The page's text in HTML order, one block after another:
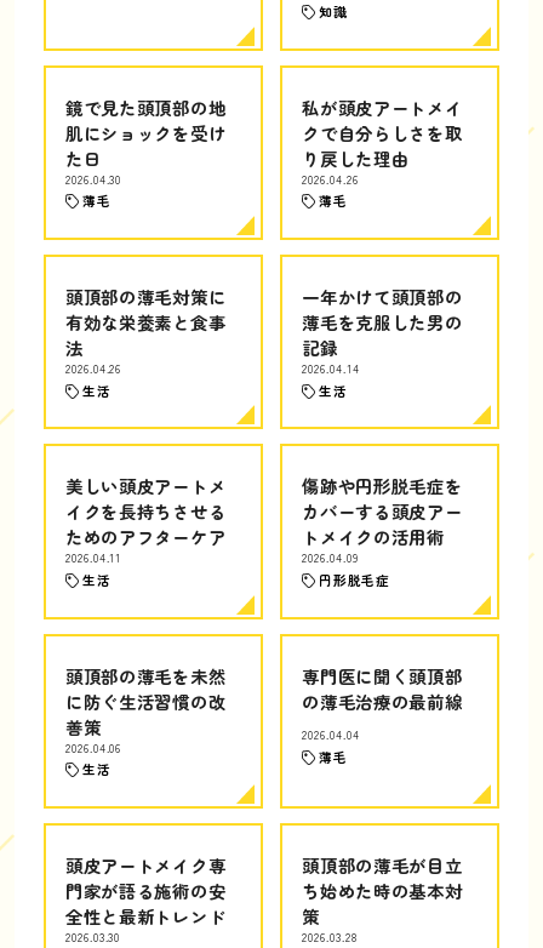
知識
鏡で見た頭頂部の地
肌にショックを受け
た日
2026.04.30
薄毛
私が頭皮アートメイ
クで自分らしさを取
り戻した理由
2026.04.26
薄毛
頭頂部の薄毛対策に
有効な栄養素と食事
法
2026.04.26
生活
一年かけて頭頂部の
薄毛を克服した男の
記録
2026.04.14
生活
美しい頭皮アートメ
イクを長持ちさせる
ためのアフターケア
2026.04.11
生活
傷跡や円形脱毛症を
カバーする頭皮アー
トメイクの活用術
2026.04.09
円形脱毛症
頭頂部の薄毛を未然
に防ぐ生活習慣の改
善策
2026.04.06
生活
専門医に聞く頭頂部
の薄毛治療の最前線
2026.04.04
薄毛
頭皮アートメイク専
門家が語る施術の安
全性と最新トレンド
2026.03.30
頭頂部の薄毛が目立
ち始めた時の基本対
策
2026.03.28